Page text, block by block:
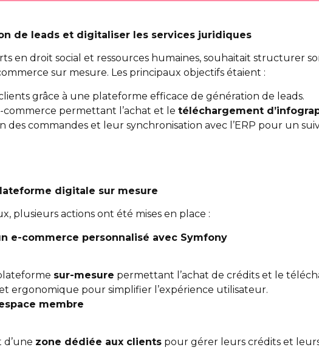
de leads et digitaliser les services juridiques
en droit social et ressources humaines, souhaitait structurer
sur mesure. Les principaux objectifs étaient :
grâce à une plateforme efficace de génération de leads.
permettant l’achat et le téléchargement
des commandes et leur synchronisation avec l’ERP pour un
digitale sur mesure
plusieurs actions ont été mises en place :
e-commerce personnalisé avec Symfony
sur-mesure permettant l’achat de crédits et le
ergonomique pour simplifier l’expérience utilisateur.
membre
zone dédiée aux clients pour gérer leurs crédits et